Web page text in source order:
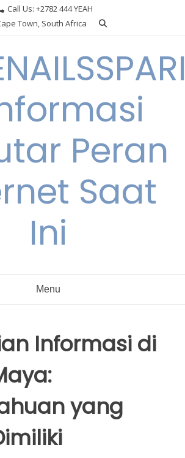
Call Us: +2782 444 YEAH
Town, South Africa
Peran
Saat
Ini
Menu
Informasi di
yang